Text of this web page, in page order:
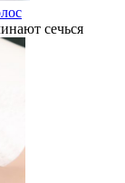
сечься